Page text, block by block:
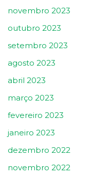
novembro 2023
outubro 2023
setembro 2023
agosto 2023
abril 2023
março 2023
fevereiro 2023
janeiro 2023
dezembro 2022
novembro 2022